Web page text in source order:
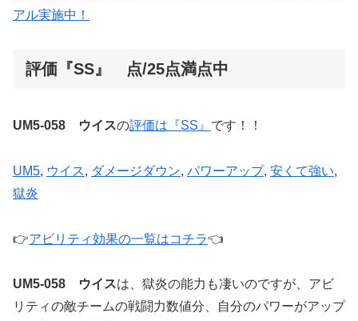
アル実施中！
評価『SS』 点/25点満点中
UM5-058 ウイスの評価は『SS』 です！！
UM5, ウイス, ダメージダウン, パワーアップ, 安くて強い
獄炎
👉アビリティ効果の一覧はコチラ👈
UM5-058 ウイスは、獄炎の能力も凄いのですが、アビ
リティの敵チームの戦闘力数値分、自分のパワーがアップ